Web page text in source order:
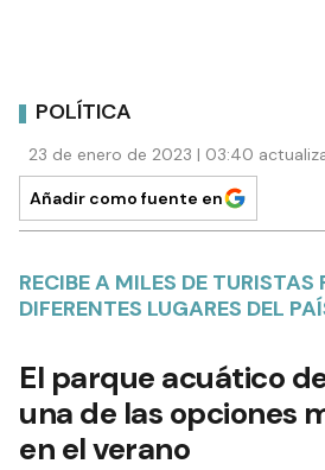
POLÍTICA
23 de enero de 2023 | 03:40
Añadir como fuente en
RECIBE A MILES DE TURISTAS
DIFERENTES LUGARES DEL
El parque acuático
una de las opciones
en el verano